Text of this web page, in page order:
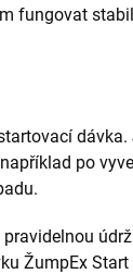
fungovat
dávka.
po
ŽumpEx